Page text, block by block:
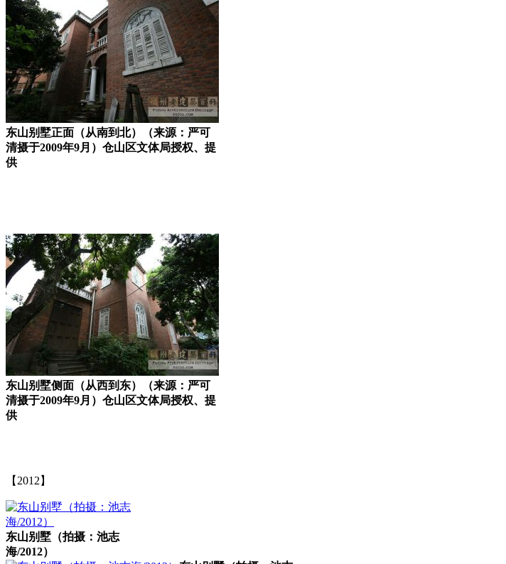
东山别墅正面（从南到北）（来源：严可
清摄于2009年9月）仓山区文体局授权、提
供
东山别墅侧面（从西到东）（来源：严可
清摄于2009年9月）仓山区文体局授权、提
供
【2012】
东山别墅（拍摄：池志
海/2012）